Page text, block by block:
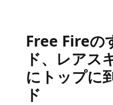
Free Fireの
ド、レアス
にトップに
ド